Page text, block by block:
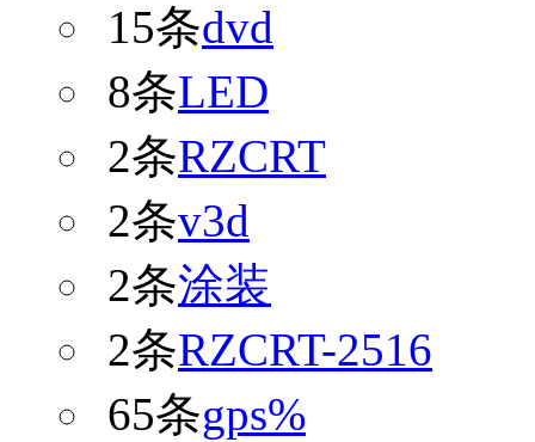
15条dvd
8条LED
2条RZCRT
2条v3d
2条涂装
2条RZCRT-2516
65条gps%